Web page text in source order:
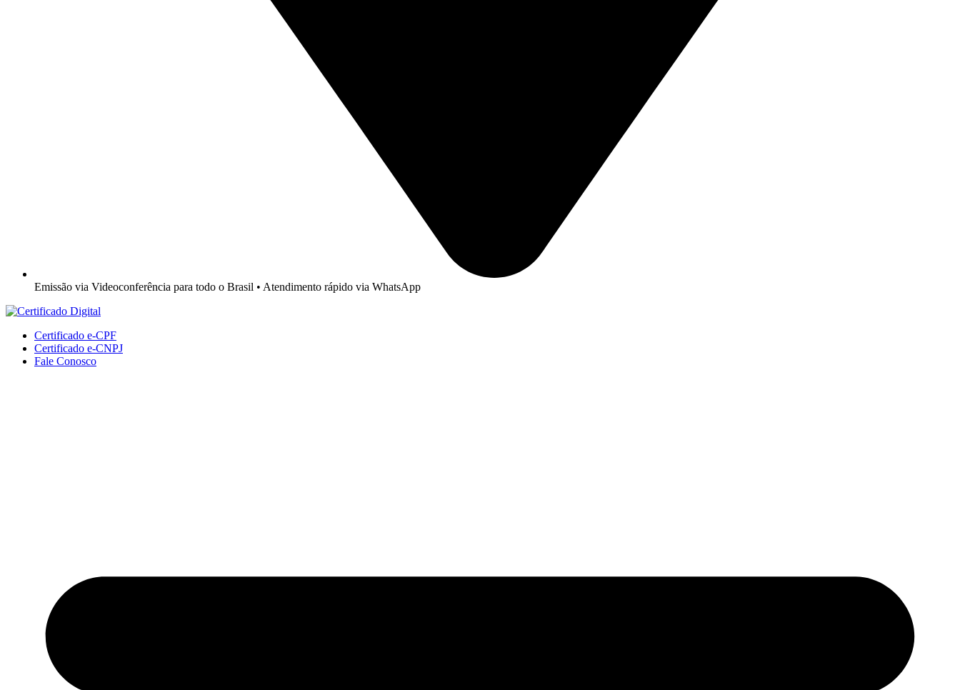
Emissão via Videoconferência para todo o Brasil • Atendimento rápido via WhatsApp
Certificado e-CPF
Certificado e-CNPJ
Fale Conosco